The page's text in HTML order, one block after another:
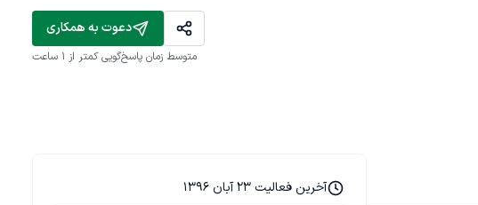
دعوت به همکاری
متوسط زمان پاسخ‌گویی کمتر از 1 ساعت
آخرین فعالیت 23 آبان 1396